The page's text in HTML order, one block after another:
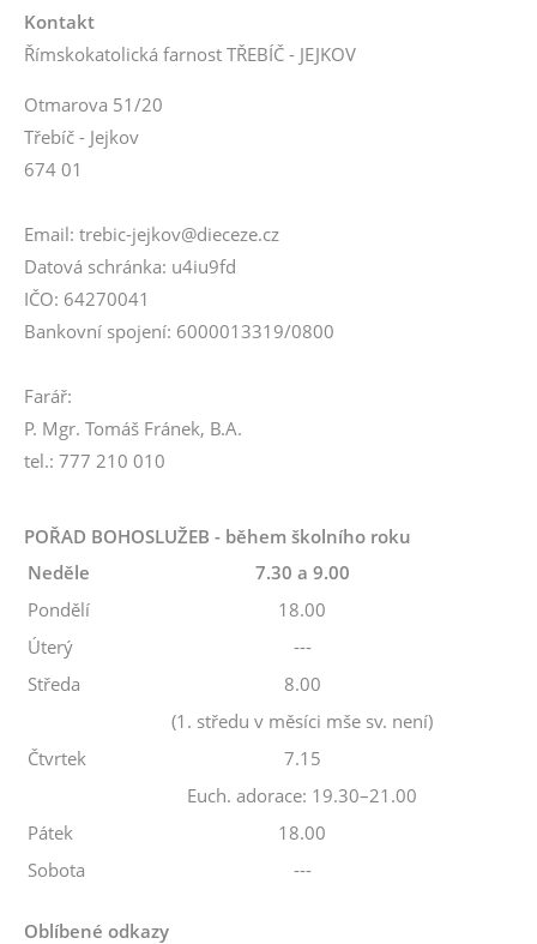
Kontakt
Římskokatolická farnost TŘEBÍČ - JEJKOV
Otmarova 51/20
Třebíč - Jejkov
674 01
Email: trebic-jejkov@dieceze.cz
Datová schránka: u4iu9fd
IČO: 64270041
Bankovní spojení: 6000013319/0800
Farář:
P. Mgr. Tomáš Fránek, B.A.
tel.: 777 210 010
POŘAD BOHOSLUŽEB - během školního roku
Neděle
7.30 a 9.00
Pondělí
18.00
Úterý
---
Středa
8.00
(1. středu v měsíci mše sv. není)
Čtvrtek
7.15
Euch. adorace: 19.30–21.00
Pátek
18.00
Sobota
---
Oblíbené odkazy